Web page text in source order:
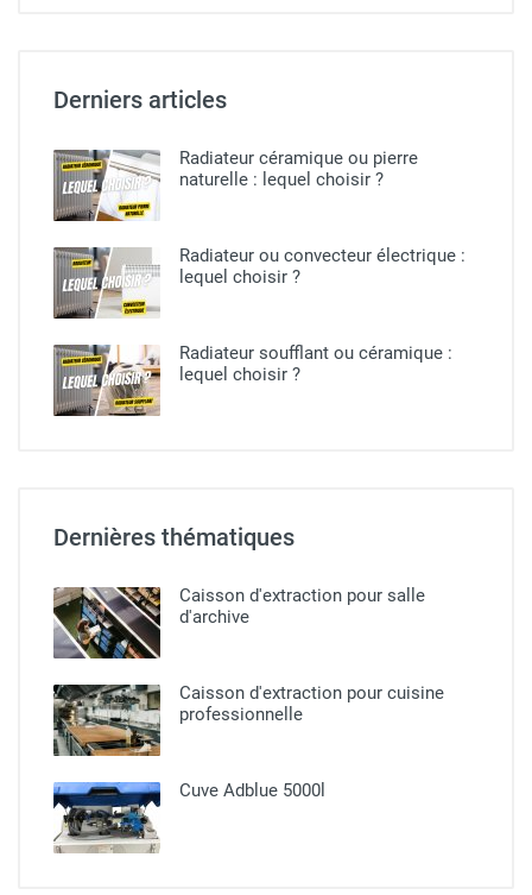
Derniers articles
Radiateur céramique ou pierre
naturelle​ : lequel choisir ?
Radiateur ou convecteur électrique :
lequel choisir ?​
Radiateur soufflant ou céramique​ :
lequel choisir ?
Dernières thématiques
Caisson d'extraction pour salle
d'archive
Caisson d'extraction pour cuisine
professionnelle​
Cuve Adblue 5000l